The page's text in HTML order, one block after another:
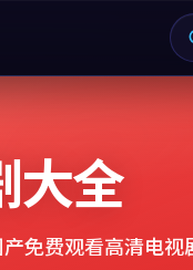
大全
产免费观看高清电视